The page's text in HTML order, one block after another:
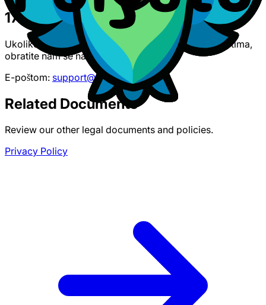
17. Kontakt informacije
Ukoliko imate bilo kakvih pitanja u vezi s ovim Uvjetima,
obratite nam se na:
E-poštom: support@polyato.com
Related Documents
Review our other legal documents and policies.
Privacy Policy